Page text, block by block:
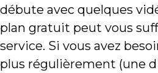
débute avec quelques
plan gratuit peut vous
service. Si vous avez
plus régulièrement (une